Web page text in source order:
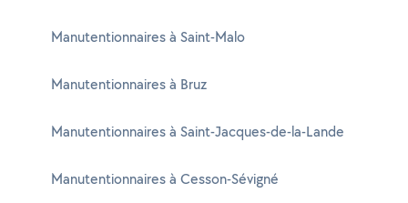
Manutentionnaires à Saint-Malo
Manutentionnaires à Bruz
Manutentionnaires à Saint-Jacques-de-la-Lande
Manutentionnaires à Cesson-Sévigné